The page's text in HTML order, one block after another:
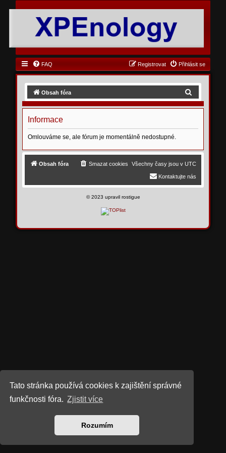
Tato stránka používá cookies k zajištění správné
funkčnosti fóra. Zjistit více
Rozumím
FAQ Přihlásit se
Registrovat
Obsah fóra
d
t
Informace
Omlouváme se, ale fórum je momentálně nedostupné.
Obsah fóra Všechny časy jsou v UTC
Smazat cookies
Kontaktujte nás
©2023 upravil rostigue